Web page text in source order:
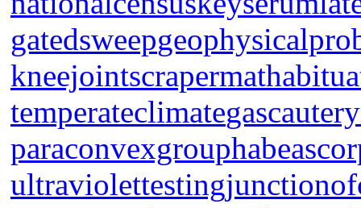
gatedsweep
kneejointscrapermat
temperateclimategascautery
paraconvexgroup
ultraviolettesting